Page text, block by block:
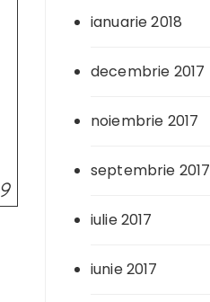
ianuarie 2018
decembrie 2017
noiembrie 2017
septembrie 2017
iulie 2017
iunie 2017